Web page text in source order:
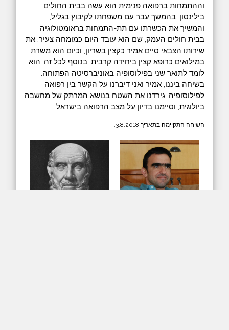
וההתמחות ברפואה פנימית הוא עשה בבית החולים
בילינסון. בהמשך עבר עם משפחתו לקיבוץ בגליל,
והמשיך את הכשרתו עם תת-התמחות בראומטולוגיה
בבית חולים העמק, שם הוא עובד היום כמומחה צעיר. את
שירותו הצבאי סיים אמיר כקצין בשריון, וכיום הוא משרת
במילואים כרופא קצין ביחידה קרבית. בנוסף לכל זה, הוא
לומד לתואר שני בפילוסופיה באוניברסיטה הפתוחה.
בשיחה ביננו, אמיר ואני דיברנו על הקשר בין רפואה
לפילוסופיה, גירדנו את השטח בנושא המרתק של מחשבה
ביולוגית, וסיימנו בדיון על מצב הרפואה בישראל.
השיחה התקיימה בתאריך 3.8.2018.